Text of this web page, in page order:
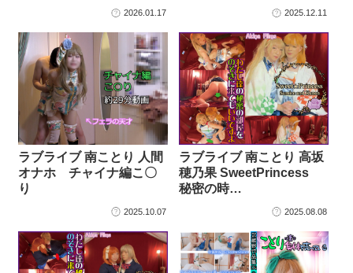
2026.01.17 2025.12.11
ラブライブ 南ことり 人間
オナホ チャイナ編こ〇
り
2025.10.07
ラブライブ 南ことり 高坂
穂乃果 SweetPrincess
秘密の時…
2025.08.08